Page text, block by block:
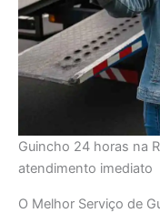
Guincho 24 horas na
atendimento imediato
O Melhor Serviço de